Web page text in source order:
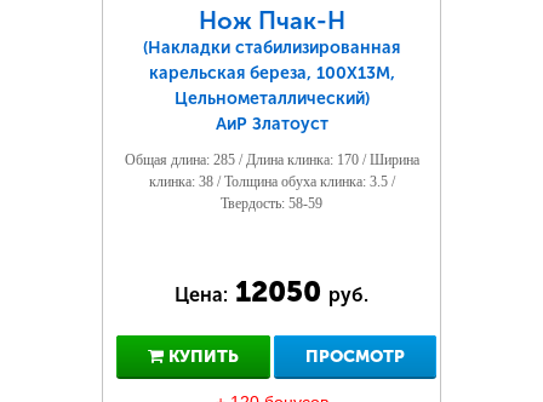
Нож Пчак-Н
(Накладки стабилизированная
карельская береза, 100Х13М,
Цельнометаллический)
АиР Златоуст
Общая длина: 285 / Длина клинка: 170 / Ширина
клинка: 38 / Толщина обуха клинка: 3.5 /
Твердость: 58-59
Цена: 12050 руб.
КУПИТЬ ПРОСМОТР